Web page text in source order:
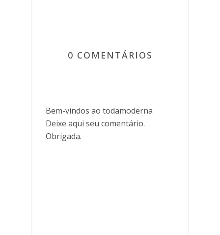
0 COMENTÁRIOS
Bem-vindos ao todamoderna
Deixe aqui seu comentário.
Obrigada.